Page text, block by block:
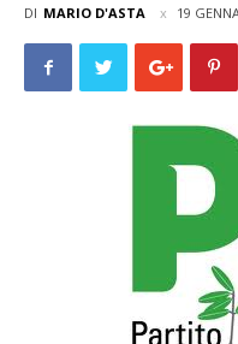
DI MARIO D'ASTA 19